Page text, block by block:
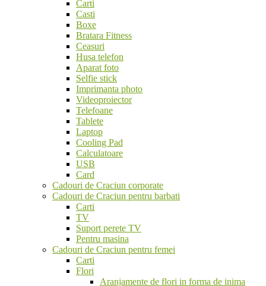
Carti
Casti
Boxe
Bratara Fitness
Ceasuri
Husa telefon
Aparat foto
Selfie stick
Imprimanta photo
Videoproiector
Telefoane
Tablete
Laptop
Cooling Pad
Calculatoare
USB
Card
Cadouri de Craciun corporate
Cadouri de Craciun pentru barbati
Carti
TV
Suport perete TV
Pentru masina
Cadouri de Craciun pentru femei
Carti
Flori
Aranjamente de flori in forma de inima